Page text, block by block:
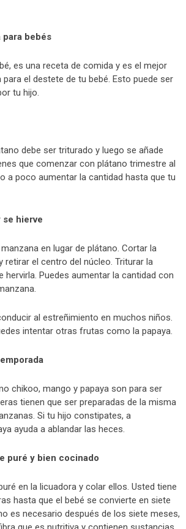
para bebés
es una receta de comida y es el mejor
el destete de tu bebé. Esto puede ser
tu hijo.
debe ser triturado y luego se añade
que comenzar con plátano trimestre al
a poco aumentar la cantidad hasta que tu
se hierve
en lugar de plátano. Cortar la
retirar el centro del núcleo. Triturar la
hervirla. Puedes aumentar la cantidad con
al estreñimiento en muchos niños.
intentar otras frutas como la papaya.
chikoo, mango y papaya son para ser
tienen que ser preparadas de la misma
Si tu hijo constipates, a
ayuda a ablandar las heces.
puré y bien cocinado
en la licuadora y colar ellos. Usted tiene
hasta que el bebé se convierte en siete
es necesario después de los siete meses,